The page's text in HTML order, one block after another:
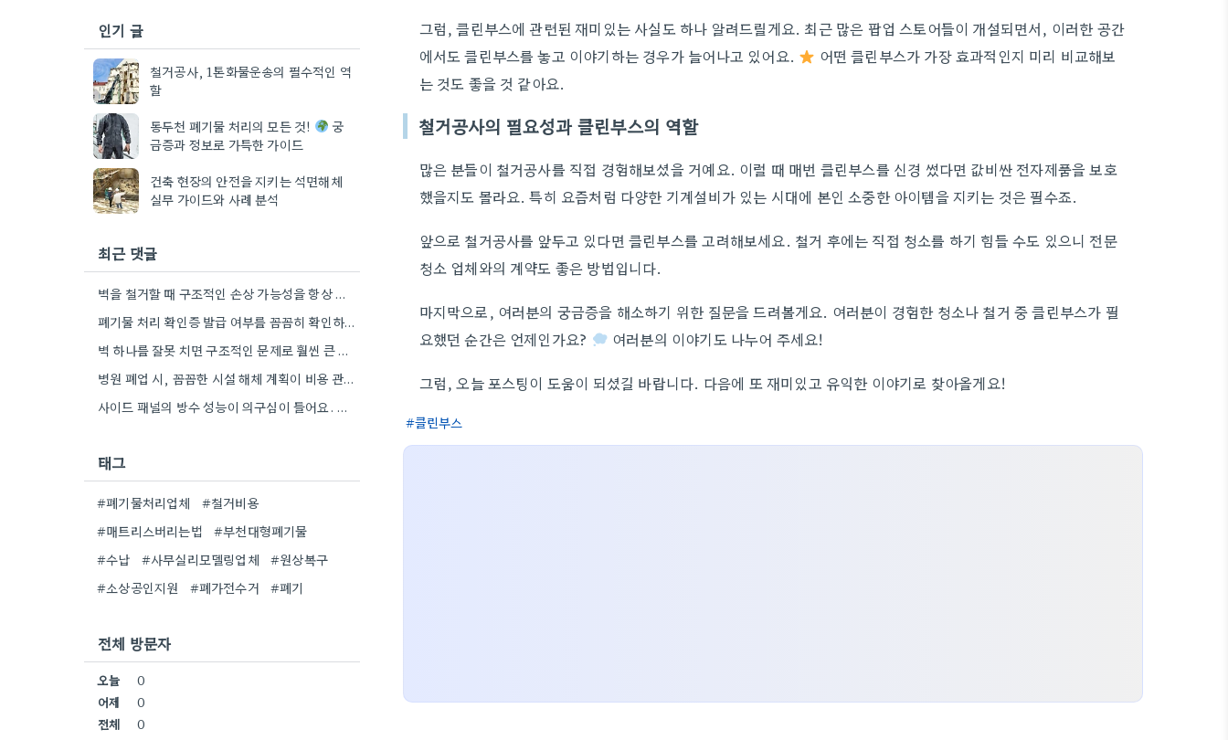
그럼, 클린부스에 관련된 재미있는 사실도 하나 알려드릴게요. 최근 많은 팝업 스토어들이 개설되면서, 이러한 공간
에서도 클린부스를 놓고 이야기하는 경우가 늘어나고 있어요.
어떤 클린부스가 가장 효과적인지 미리 비교해보
는 것도 좋을 것 같아요.
철거공사의 필요성과 클린부스의 역할
많은 분들이 철거공사를 직접 경험해보셨을 거예요. 이럴 때 매번 클린부스를 신경 썼다면 값비싼 전자제품을 보호
했을지도 몰라요. 특히 요즘처럼 다양한 기계설비가 있는 시대에 본인 소중한 아이템을 지키는 것은 필수죠.
앞으로 철거공사를 앞두고 있다면 클린부스를 고려해보세요. 철거 후에는 직접 청소를 하기 힘들 수도 있으니 전문
청소 업체와의 계약도 좋은 방법입니다.
마지막으로, 여러분의 궁금증을 해소하기 위한 질문을 드려볼게요. 여러분이 경험한 청소나 철거 중 클린부스가 필
요했던 순간은 언제인가요?
여러분의 이야기도 나누어 주세요!
그럼, 오늘 포스팅이 도움이 되셨길 바랍니다. 다음에 또 재미있고 유익한 이야기로 찾아올게요!
클린부스
인기 글
철거공사, 1톤화물운송의 필수적인 역
할
동두천 폐기물 처리의 모든 것!
궁
금증과 정보로 가득한 가이드
건축 현장의 안전을 지키는 석면해체
실무 가이드와 사례 분석
최근 댓글
벽을 철거할 때 구조적인 손상 가능성을 항상 염두에 두는 게 중요하네요. 특히 오래된 건물의 경우…
폐기물 처리 확인증 발급 여부를 꼼꼼히 확인하는 게 중요하네요. 특히 건설 폐기물의 처리량이 예상보다 훨씬…
벽 하나를 잘못 치면 구조적인 문제로 훨씬 큰 비용이 나올 수 있다는 점이 와닿네요. 꼼꼼히…
병원 폐업 시, 꼼꼼한 시설 해체 계획이 비용 관리만큼 중요할 것 같아요.
사이드 패널의 방수 성능이 의구심이 들어요. 관련 자료를 찾아봐야겠네요.
태그
#폐기물처리업체
#철거비용
#매트리스버리는법
#부천대형폐기물
#수납
#사무실리모델링업체
#원상복구
#소상공인지원
#폐가전수거 #폐기
전체 방문자
오늘
0
어제
0
전체
0